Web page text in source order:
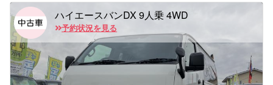
ハイエースバンDX 9人乗 4WD
予約状況を見る